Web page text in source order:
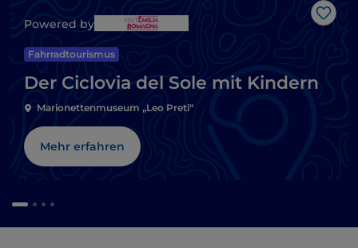
Like
Powered by
Fahrradtourismus
Der Ciclovia del Sole mit Kindern
Marionettenmuseum „Leo Preti“
Mehr erfahren